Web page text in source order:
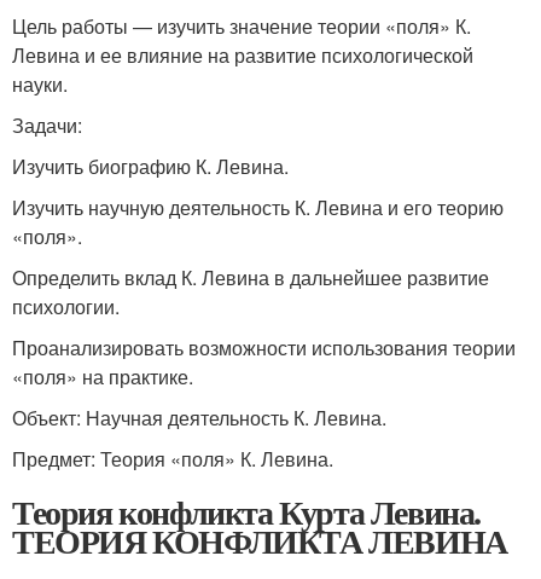
Цель работы — изучить значение теории «поля» К.
Левина и ее влияние на развитие психологической
науки.
Задачи:
Изучить биографию К. Левина.
Изучить научную деятельность К. Левина и его теорию
«поля».
Определить вклад К. Левина в дальнейшее развитие
психологии.
Проанализировать возможности использования теории
«поля» на практике.
Объект: Научная деятельность К. Левина.
Предмет: Теория «поля» К. Левина.
Теория конфликта Курта Левина.
ТЕОРИЯ КОНФЛИКТА ЛЕВИНА